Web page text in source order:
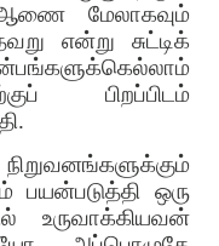
மேலாகவும்
என்று சுட்டிக்
பிறப்பிடம்
நிறுவனங்களுக்கும்
பயன்படுத்தி ஒரு
உருவாக்கியவன்